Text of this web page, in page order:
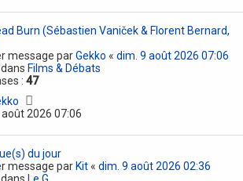
Burn (Sébastien Vaniček & Florent Bernard,
message parGekko « dim. 9 août 2026 07:06
Films & Débats
: 47
2026 07:06
du jour
message par Kit« dim. 9 août 2026 02:36